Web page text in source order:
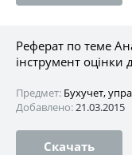
Реферат по теме
інструмент оцінки
Предмет: Бухучет,
Добавлено:21.03.2015
Скачать